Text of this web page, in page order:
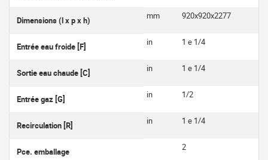
Dimensions (l x p x h) mm 920x920x2277
Entrée eau froide [F] in 1 e 1/4
Sortie eau chaude [C] in 1 e 1/4
Entrée gaz [G] in 1/2
Recirculation [R] in 1 e 1/4
Pce. emballage 2